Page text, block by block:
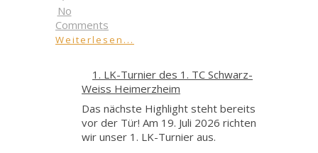
No
Comments
Weiterlesen...
1. LK-Turnier des 1. TC Schwarz-
Weiss Heimerzheim
Das nächste Highlight steht bereits
vor der Tür! Am 19. Juli 2026 richten
wir unser 1. LK-Turnier aus.